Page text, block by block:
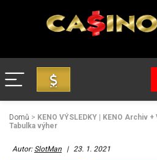
Domů > KENO VÝSLEDKY | KENO Archiv
Tabulka výher
Autor: SlotMan | 23. 1. 2021